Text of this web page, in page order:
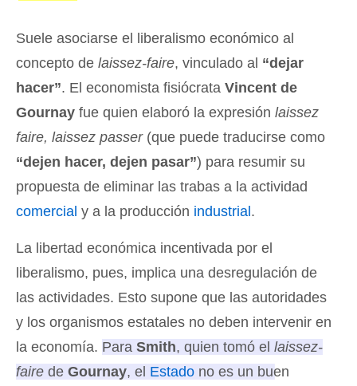
Suele asociarse el liberalismo económico al
concepto de laissez-faire, vinculado al “dejar
hacer”. El economista fisiócrata Vincent de
Gournay fue quien elaboró la expresión laissez
faire, laissez passer(que puede traducirse como
“dejen hacer, dejen pasar”) para resumir su
propuesta de eliminar las trabas a la actividad
comercial y a la producción industrial .
La libertad económica incentivada por el
liberalismo, pues, implica una desregulación de
las actividades. Esto supone que las autoridades
y los organismos estatales no deben intervenir en
la economía. Para Smith, quien tomó el laissez-
faire de Gournay, el Estado no es un buen